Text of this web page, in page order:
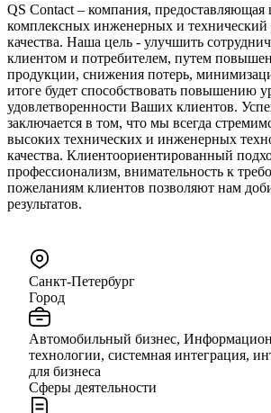
QS Contact – компания,
комплексных инженерных и технический
качества. Наша цель - улучшить
клиентом и потребителем, путем
продукции, снижения потерь,
итоге будет способствовать повышению
удовлетворенности Ваших клиентов.
заключается в том, что мы всегда
высоких технических и инженерных
качества. Клиентоориентированный
профессионализм, внимательность к
пожеланиям клиентов позволяют нам
результатов.
Санкт-Петербург
Город
Автомобильный бизнес,
технологии, системная интеграция,
для бизнеса
Сферы деятельности